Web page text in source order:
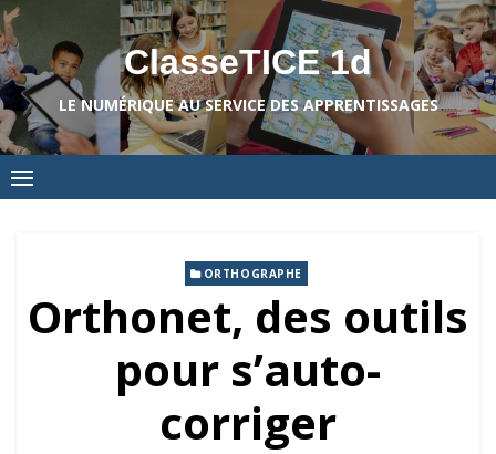
Skip
to
content
ClasseTICE 1d
LE NUMÉRIQUE AU SERVICE DES APPRENTISSAGES
ORTHOGRAPHE
Orthonet, des outils
pour s’auto-
corriger